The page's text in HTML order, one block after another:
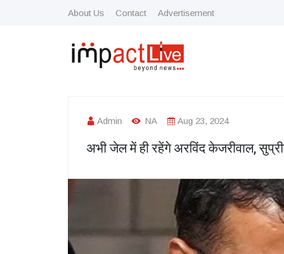
About Us Contact Advertisement
Admin NA Aug 23, 2024
अभी जेल में ही रहेंगे अरविंद केजरीवाल,